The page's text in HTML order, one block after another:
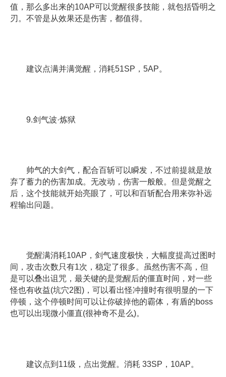
值，那么多出来的10AP可以觉醒很多技能，就包括昏明之
刃。不管是从效果还是伤害，都值得。
建议点满并满觉醒，消耗51SP，5AP。
9.剑气波·炼狱
帅气的大剑气，配合百斩可以瞬发，不过前提就是放
弃了蓄力的伤害加成。无改动，伤害一般般。但是觉醒之
后，这个技能就开始亮眼了，可以和百斩配合用来弥补远
程输出问题。
觉醒满消耗10AP，剑气速度极快，大幅度提高过图时
间，攻击次数只有1次，稳定了很多。虽然伤害不高，但
是可以叠出诅咒，最关键的是觉醒后的僵直时间，对一些
怪也有收益(坑穴2图)，可以看出怪冲撞时有很明显的一下
停顿，这个停顿时间可以让你破掉他的霸体，有盾的boss
也可以出现微小僵直(很神奇不是么)。
建议点到11级，点出觉醒。消耗 33SP，10AP。